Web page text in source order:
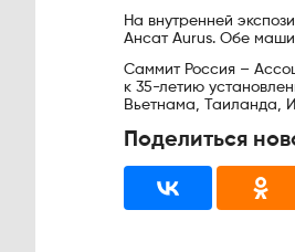
На внутренней
Ансат Aurus. Обе
Саммит Россия –
к 35-летию
Вьетнама, Таиланда,
Поделиться